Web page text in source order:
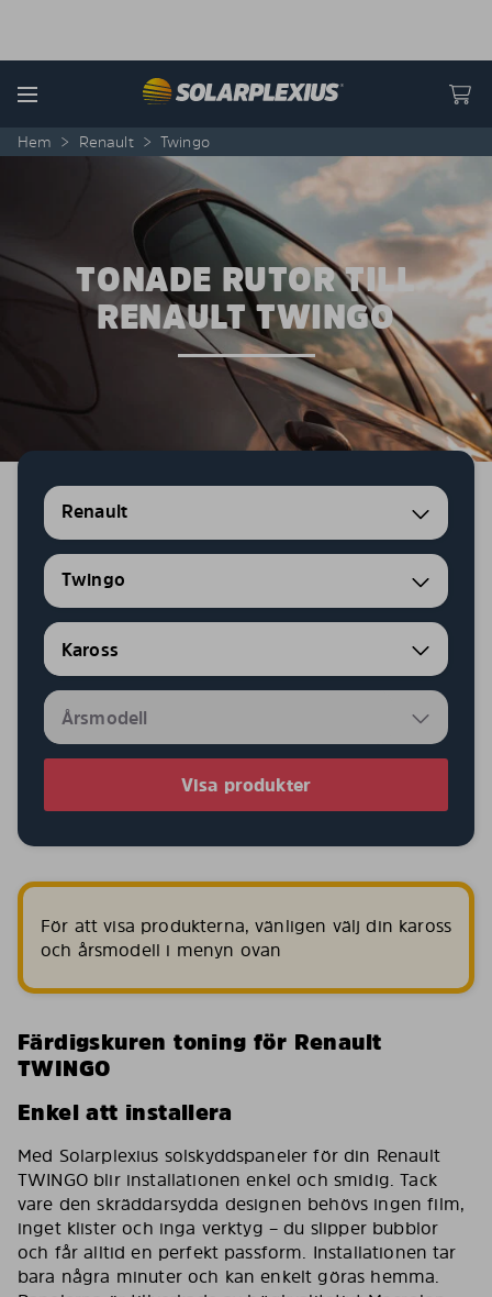
Menu
Hem > Renault > Twingo
TONADE RUTOR TILL
RENAULT TWINGO
Renault
Twingo
Visa produkter
För att visa produkterna, vänligen välj din kaross
och årsmodell i menyn ovan
Färdigskuren toning för Renault
TWINGO
Enkel att installera
Med Solarplexius solskyddspaneler för din Renault
TWINGO blir installationen enkel och smidig. Tack
vare den skräddarsydda designen behövs ingen film,
inget klister och inga verktyg – du slipper bubblor
och får alltid en perfekt passform. Installationen tar
bara några minuter och kan enkelt göras hemma.